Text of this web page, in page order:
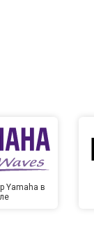
Yamaha в